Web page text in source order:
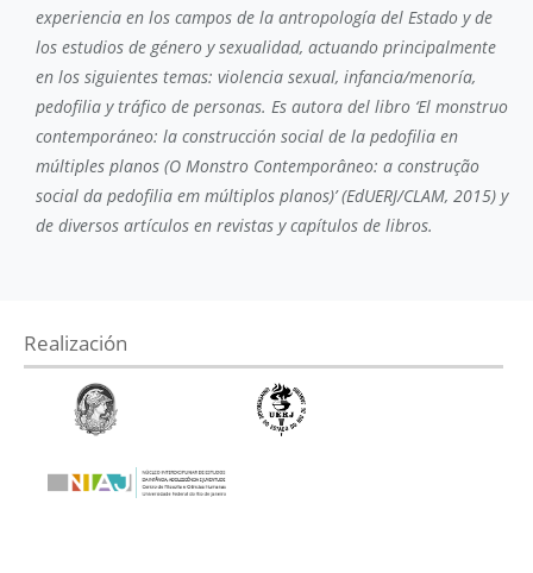
experiencia en los campos de la antropología del Estado y de
los estudios de género y sexualidad, actuando principalmente
en los siguientes temas: violencia sexual, infancia/menoría,
pedofilia y tráfico de personas. Es autora del libro ‘El monstruo
contemporáneo: la construcción social de la pedofilia en
múltiples planos (O Monstro Contemporâneo: a construção
social da pedofilia em múltiplos planos)’ (EdUERJ/CLAM, 2015) y
de diversos artículos en revistas y capítulos de libros.
Realización